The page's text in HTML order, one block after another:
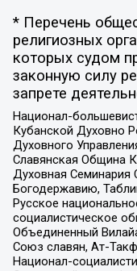
* Перечень
религиозных
которых судом
законную силу
запрете
Национал-
Кубанской Духовно
Духовного
Славянская Община
Духовная Семинария
Богодержавию,
Русское
социалистическое
Объединенный
Союз славян, Ат-
Национал-